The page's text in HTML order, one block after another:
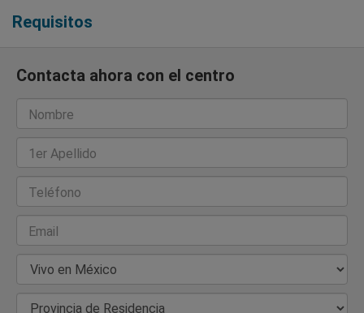
Requisitos
Contacta ahora con el centro
Nombre
1er Apellido
Teléfono
Email
País de Residencia
Provincia de Residencia